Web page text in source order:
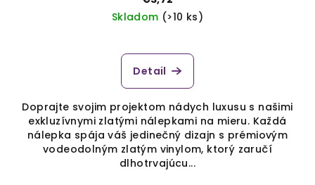
Skladom (>10 ks)
Detail
Doprajte svojim projektom nádych luxusu s našimi
exkluzívnymi zlatými nálepkami na mieru. Každá
nálepka spája váš jedinečný dizajn s prémiovým
vodeodolným zlatým vinylom, ktorý zaručí
dlhotrvajúcu...